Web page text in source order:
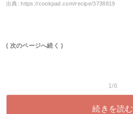
出典: https://cookpad.com/recipe/3738819
( 次のページへ続く )
1/6
続きを読む